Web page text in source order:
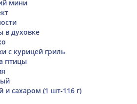
мини
в духовке
с курицей гриль
птицы
и сахаром (1 шт-116 г)